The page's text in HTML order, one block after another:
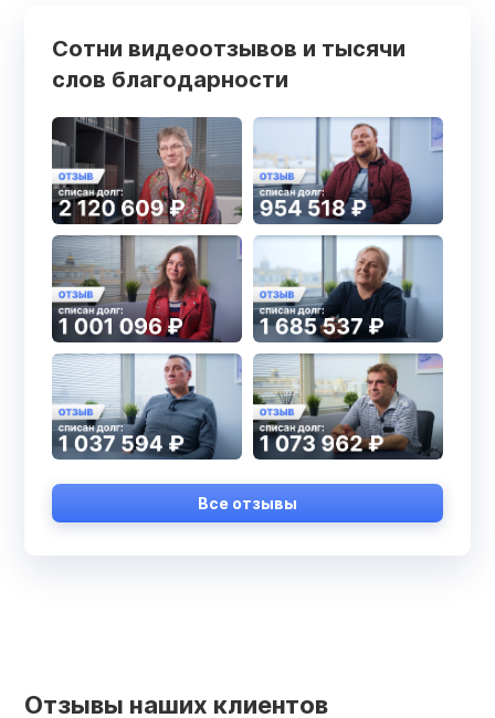
Сотни видеоотзывов и тысячи
слов благодарности
Все отзывы
Отзывы наших клиентов